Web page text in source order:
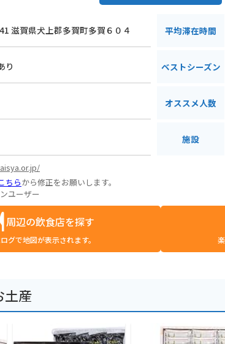
滋賀県犬上郡多賀町多賀６０４ 平均滞在時間
り ベストシーズン
オススメ人数
施設
ちらから修正をお願いします。
ユーザー
周辺の飲食店を探す
グで地図が表示されます。
土産